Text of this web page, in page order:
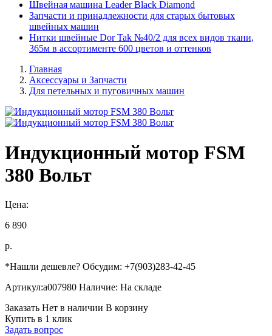
Швейная машина Leader Black Diamond
Запчасти и принадлежности для старых бытовых
швейных машин
Нитки швейные Dor Tak №40/2 для всех видов ткани,
365м в ассортименте 600 цветов и оттенков
Главная
Аксессуары и Запчасти
Для петельных и пуговичных машин
Индукционный мотор FSM
380 Вольт
Цена:
6 890
р.
*Нашли дешевле? Обсудим: +7(903)283-42-45
Артикул:a007980 Наличие: На складе
Заказать Нет в наличии В корзину
Купить в 1 клик
Задать вопрос